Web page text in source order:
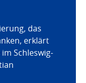
das
erklärt
Schleswig-